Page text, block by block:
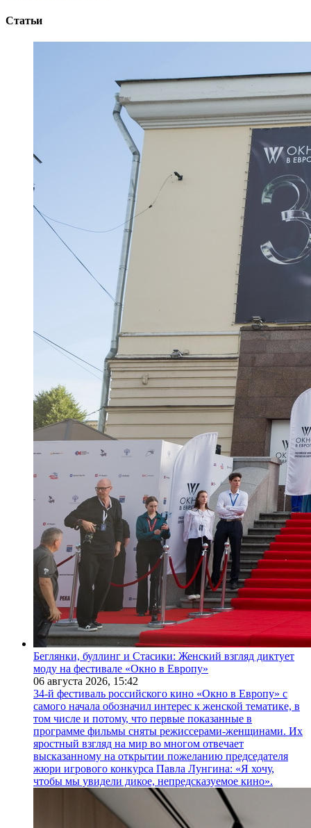
Статьи
Беглянки, буллинг и Стасики: Женский взгляд диктует
моду на фестивале «Окно в Европу»
06 августа 2026, 15:42
34-й фестиваль российского кино «Окно в Европу» с
самого начала обозначил интерес к женской тематике, в
том числе и потому, что первые показанные в
программе фильмы сняты режиссерами-женщинами. Их
яростный взгляд на мир во многом отвечает
высказанному на открытии пожеланию председателя
жюри игрового конкурса Павла Лунгина: «Я хочу,
чтобы мы увидели дикое, непредсказуемое кино».